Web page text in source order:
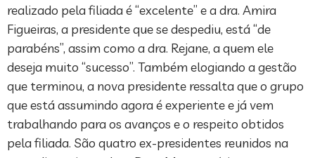
realizado pela filiada é “excelente” e a dra. Amira
Figueiras, a presidente que se despediu, está “de
parabéns”, assim como a dra. Rejane, a quem ele
deseja muito “sucesso”. Também elogiando a gestão
que terminou, a nova presidente ressalta que o grupo
que está assumindo agora é experiente e já vem
trabalhando para os avanços e o respeito obtidos
pela filiada. São quatro ex-presidentes reunidos na